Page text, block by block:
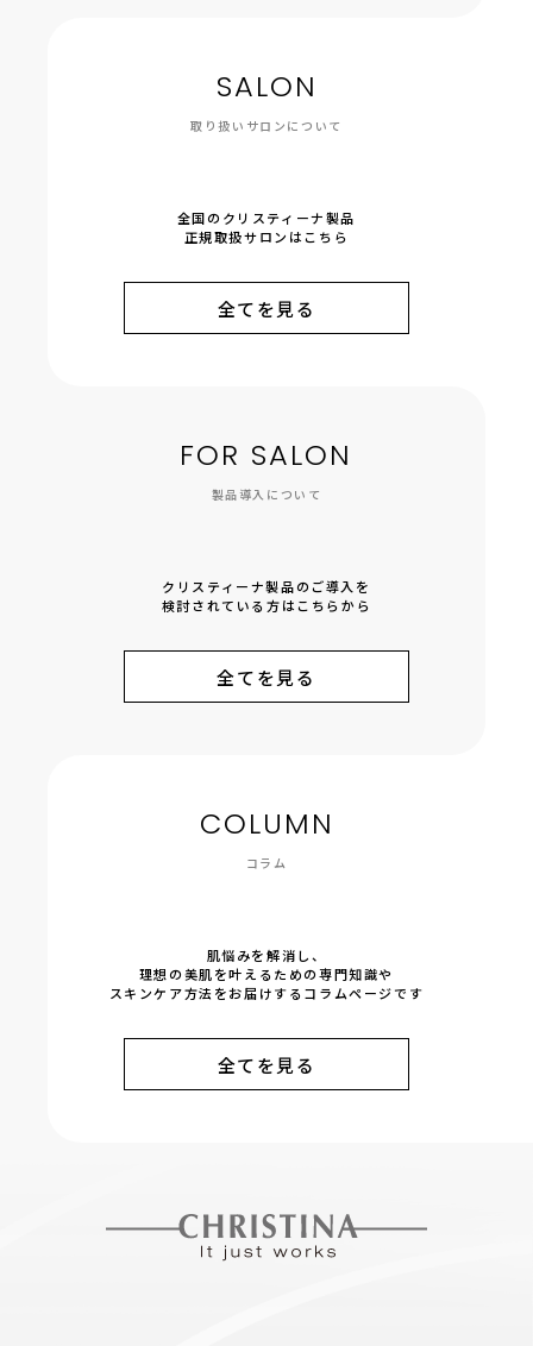
SALON
取り扱いサロンについて
全国のクリスティーナ製品
正規取扱サロンはこちら
全てを見る
FOR SALON
製品導入について
クリスティーナ製品のご導入を
検討されている方はこちらから
全てを見る
COLUMN
コラム
肌悩みを解消し、
理想の美肌を叶えるための専門知識や
スキンケア方法をお届けするコラムページです
全てを見る